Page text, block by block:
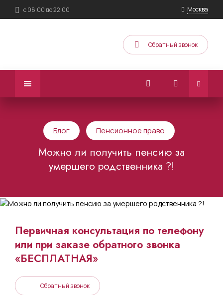
с 08:00 до 22:00 Москва
Обратный звонок
Блог Пенсионное право
Можно ли получить пенсию за
умершего родственника ?!
Первичная консультация по телефону
или при заказе обратного звонка
«БЕСПЛАТНАЯ»
Обратный звонок